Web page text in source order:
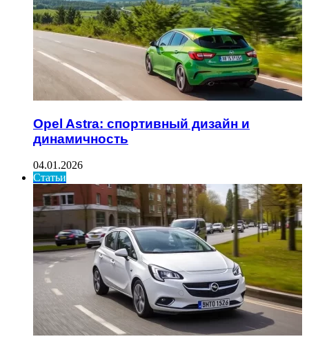
Opel Astra: спортивный дизайн и
динамичность
04.01.2026
Статьи